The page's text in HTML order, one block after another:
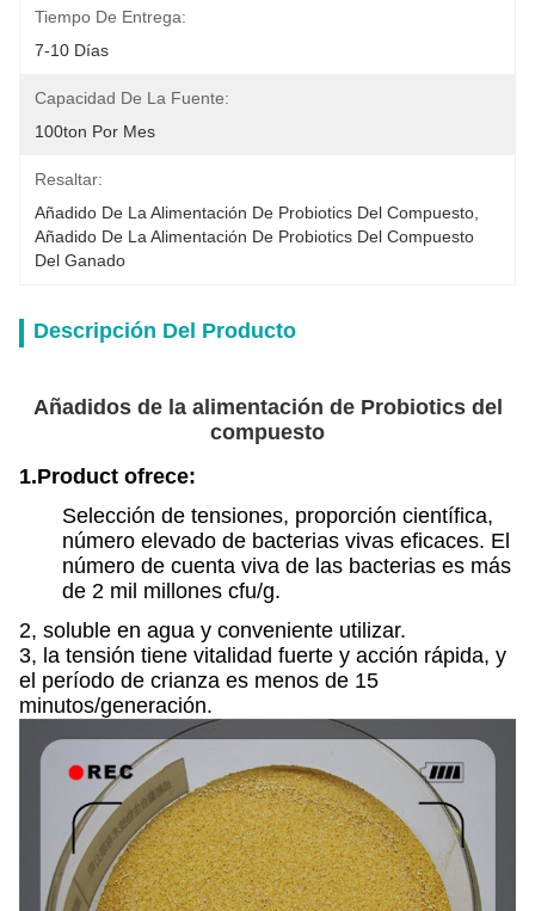
Tiempo De Entrega:
7-10 Días
Capacidad De La Fuente:
100ton Por Mes
Resaltar:
Añadido De La Alimentación De Probiotics Del Compuesto
Añadido De La Alimentación De Probiotics Del Compuesto
Del Ganado
Descripción Del Producto
Añadidos de la alimentación de Probiotics del
compuesto
1.Product ofrece:
Selección de tensiones, proporción científica,
número elevado de bacterias vivas eficaces. El
número de cuenta viva de las bacterias es más
de 2 mil millones cfu/g.
2, soluble en agua y conveniente utilizar.
3, la tensión tiene vitalidad fuerte y acción rápida, y
el período de crianza es menos de 15
minutos/generación.